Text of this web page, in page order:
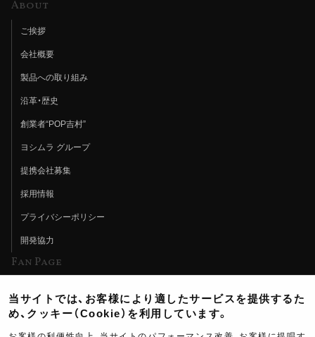
About
ご挨拶
会社概要
製品への取り組み
沿革・歴史
創業者“POP吉村”
ヨシムラ グループ
提携会社募集
採用情報
プライバシーポリシー
開発協力
Fan Page
ヨシムラTV
イベント情報
当サイトでは、お客様により適したサービスを提供するた
め、クッキー（Cookie）を利用しています。